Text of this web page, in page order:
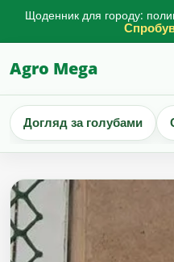
Щоденник для городу:
Agro Mega
Догляд за голубами